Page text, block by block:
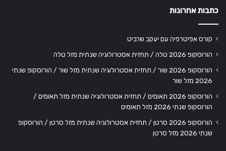
כתבות אחרונות
קורס אפיטרפיה עם יעקב שרביט
הורוסקופ 2026 טלה / תחזית אסטרולוגיה שנתית מזל טלה
הורוסקופ 2026 שור / תחזית אסטרולוגיה שנתית מזל שור / הורוסקופ שנתי
2026 מזל שור
הורוסקופ 2026 תאומים / תחזית אסטרולוגיה שנתית מזל תאומים /
הורוסקופ שנתי 2026 מזל תאומים
הורוסקופ 2026 סרטן / תחזית אסטרולוגיה שנתית מזל סרטן / הורוסקופ
שנתי 2026 מזל סרטן